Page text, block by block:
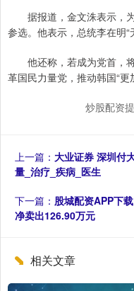
据报道，金文洙表示，为
参选。他表示，总统李在明“
他还称，若成为党首，将
革国民力量党，推动韩国“更
炒股配资
上一篇： 大业证券 深圳付
量_治疗_疾病_医生
下一篇： 股城配资APP下
净卖出126.90万元
相关文章